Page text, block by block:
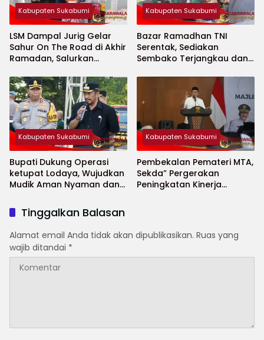
Kabupaten Sukabumi
LSM Dampal Jurig Gelar
Sahur On The Road di Akhir
Ramadan, Salurkan
Jompo dan Anak Yatim
Kabupaten Sukabumi
Bazar Ramadhan TNI
Serentak, Sediakan
Sembako Terjangkau dan
Kabupaten Sukabumi
Bupati Dukung Operasi
ketupat Lodaya, Wujudkan
Mudik Aman Nyaman dan
Kabupaten Sukabumi
Pembekalan Pemateri MTA,
Sekda” Pergerakan
Peningkatan Kinerja
Tinggalkan Balasan
Alamat email Anda tidak akan dipublikasikan. Ruas yang
wajib ditandai *